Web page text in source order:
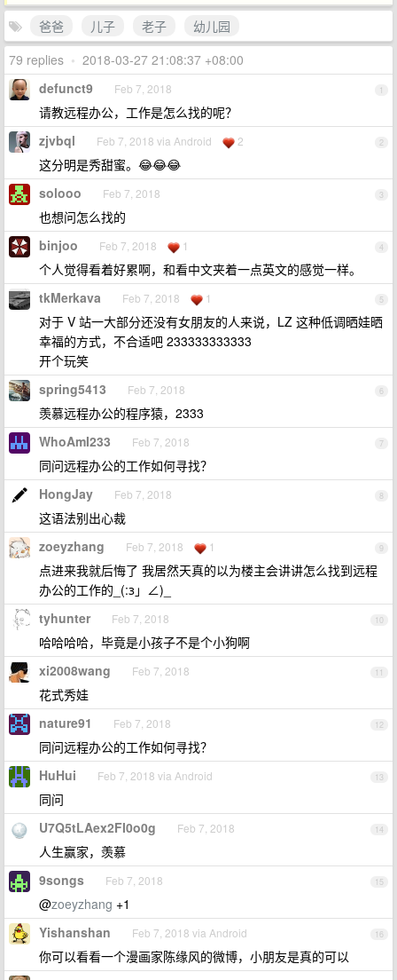
爸爸
儿子 老子
幼儿园
79 replies • 2018-03-27 21:08:37 +08:00
1
defunct9 Feb 7, 2018
请教远程办公，工作是怎么找的呢？
2
zjvbql Feb 7, 2018 via Android 2
这分明是秀甜蜜。😂😂😂
3
solooo Feb 7, 2018
也想问怎么找的
4
binjoo Feb 7, 2018 1
个人觉得看着好累啊，和看中文夹着一点英文的感觉一样。
5
tkMerkava Feb 7, 2018 1
对于 V 站一大部分还没有女朋友的人来说，LZ 这种低调晒娃晒
幸福的方式，不合适吧 233333333333
开个玩笑
6
spring5413 Feb 7, 2018
羡慕远程办公的程序猿，2333
7
WhoAmI233 Feb 7, 2018
同问远程办公的工作如何寻找？
8
HongJay Feb 7, 2018
这语法别出心裁
9
zoeyzhang Feb 7, 2018 1
点进来我就后悔了 我居然天真的以为楼主会讲讲怎么找到远程
办公的工作的_(:з」∠)_
10
tyhunter Feb 7, 2018
哈哈哈哈，毕竟是小孩子不是个小狗啊
11
xi2008wang Feb 7, 2018
花式秀娃
12
nature91 Feb 7, 2018
同问远程办公的工作如何寻找？
13
HuHui Feb 7, 2018 via Android
同问
14
U7Q5tLAex2FI0o0g Feb 7, 2018
人生赢家，羡慕
15
9songs Feb 7, 2018
@zoeyzhang +1
16
Yishanshan Feb 7, 2018 via Android
你可以看看一个漫画家陈缘风的微博，小朋友是真的可以